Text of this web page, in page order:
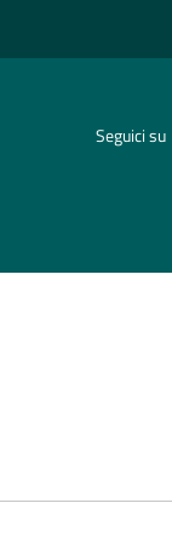
Seguici su